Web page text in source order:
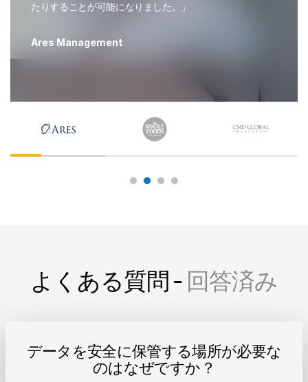
たりすることが可能になりました。」
Ares Management
よくある質問 - 回答済み
データを安全に保管する場所が必要な
のはなぜですか？